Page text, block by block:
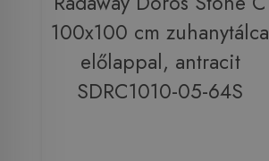
100x100 cm zuhanytálca
előlappal, antracit
SDRC1010-05-64S